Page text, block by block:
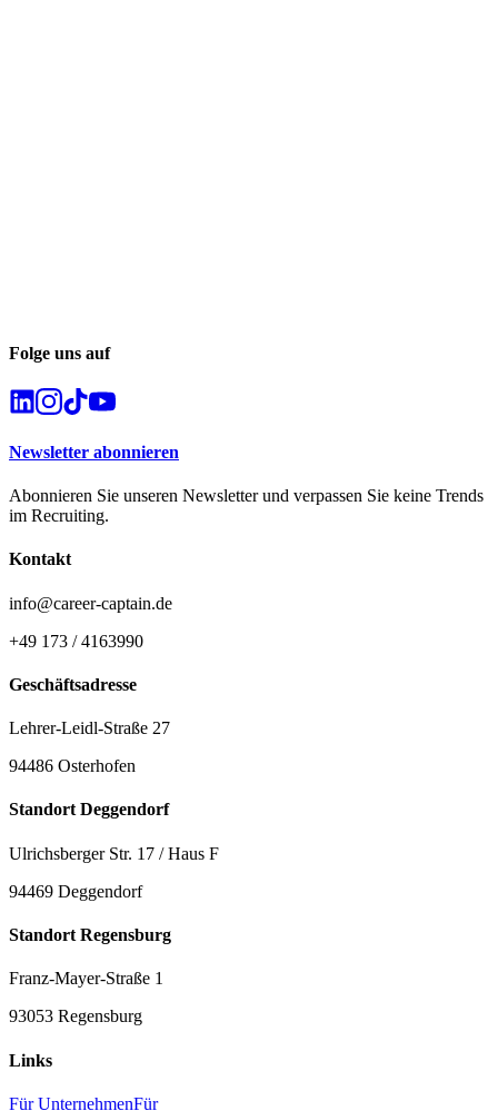
Folge uns auf
Newsletter abonnieren
Abonnieren Sie unseren Newsletter und verpassen Sie keine Trends
im Recruiting.
Kontakt
info@career-captain.de
+49 173 / 4163990
Geschäftsadresse
Lehrer-Leidl-Straße 27
94486 Osterhofen
Standort Deggendorf
Ulrichsberger Str. 17 / Haus F
94469 Deggendorf
Standort Regensburg
Franz-Mayer-Straße 1
93053 Regensburg
Links
Für UnternehmenFür